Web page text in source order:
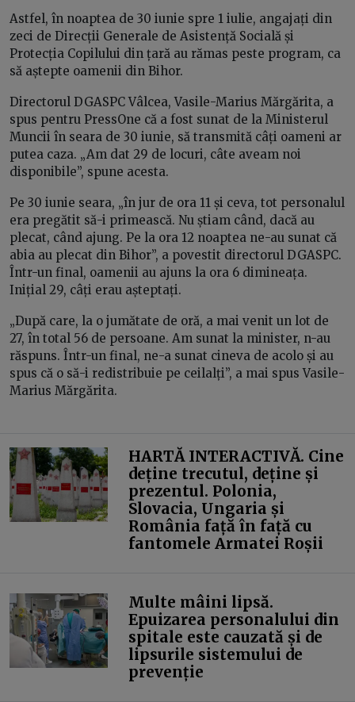
Astfel, în noaptea de 30 iunie spre 1 iulie, angajați din
zeci de Direcții Generale de Asistență Socială și
Protecția Copilului din țară au rămas peste program, ca
să aștepte oamenii din Bihor.
Directorul DGASPC Vâlcea, Vasile-Marius Mărgărita, a
spus pentru PressOne că a fost sunat de la Ministerul
Muncii în seara de 30 iunie, să transmită câți oameni ar
putea caza. „Am dat 29 de locuri, câte aveam noi
disponibile”, spune acesta.
Pe 30 iunie seara, „în jur de ora 11 și ceva, tot personalul
era pregătit să-i primească. Nu știam când, dacă au
plecat, când ajung. Pe la ora 12 noaptea ne-au sunat că
abia au plecat din Bihor”, a povestit directorul DGASPC.
Într-un final, oamenii au ajuns la ora 6 dimineața.
Inițial 29, câți erau așteptați.
„După care, la o jumătate de oră, a mai venit un lot de
27, în total 56 de persoane. Am sunat la minister, n-au
răspuns. Într-un final, ne-a sunat cineva de acolo și au
spus că o să-i redistribuie pe ceilalți”, a mai spus Vasile-
Marius Mărgărita.
HARTĂ INTERACTIVĂ. Cine
deține trecutul, deține și
prezentul. Polonia,
Slovacia, Ungaria și
România față în față cu
fantomele Armatei Roșii
Multe mâini lipsă.
Epuizarea personalului din
spitale este cauzată și de
lipsurile sistemului de
prevenție